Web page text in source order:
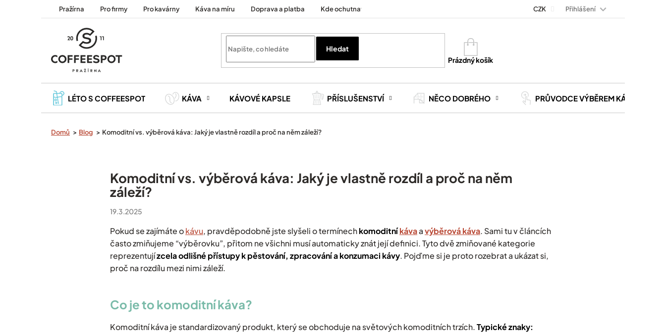
Pražírna Pro firmy Pro kavárny Káva na míru Doprava a platba Kde ochutnat Kontakt Kariéra
CZK Přihlášení
Hledat
Nákupní
košík
Prázdný košík
LÉTO S COFFEESPOT KÁVA KÁVOVÉ KAPSLE PŘÍSLUŠENSTVÍ NĚCO DOBRÉHO PRŮVODCE VÝBĚREM KÁVY
Domů Blog Komoditní vs. výběrová káva: Jaký je vlastně rozdíl a proč na něm záleží?
Komoditní vs. výběrová káva: Jaký je vlastně rozdíl a proč na něm
záleží?
19.3.2025
Pokud se zajímáte okávu, pravděpodobně jste slyšeli o termínechkomoditníkávaavýběrová káva. Sami tu v článcích
často zmiňujeme “výběrovku”, přitom ne všichni musí automaticky znát její definici. Tyto dvě zmiňované kategorie
reprezentujízcela odlišné přístupy k pěstování, zpracování a konzumaci kávy. Pojďme si je proto rozebrat a ukázat si,
proč na rozdílu mezi nimi záleží.
Co je to komoditní káva?
Komoditní káva je standardizovaný produkt, který se obchoduje na světových komoditních trzích.Typické znaky: